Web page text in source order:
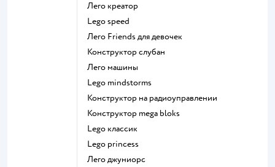
Лего креатор
Lego speed
Лего Friends для девочек
Конструктор слубан
Лего машины
Lego mindstorms
Конструктор на радиоуправлении
Конструктор mega bloks
Lego классик
Lego princess
Лего джуниорс